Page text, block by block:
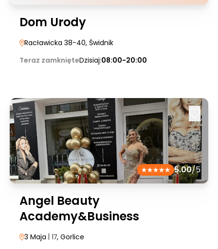
Dom Urody
Racławicka 38-40, Świdnik
Teraz zamknięteDzisiaj:08:00-20:00
5.00/5
Angel Beauty
Academy&Business
3 Maja | 17, Gorlice